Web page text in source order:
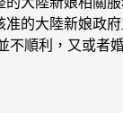
的大陸新娘政
順利，又或者